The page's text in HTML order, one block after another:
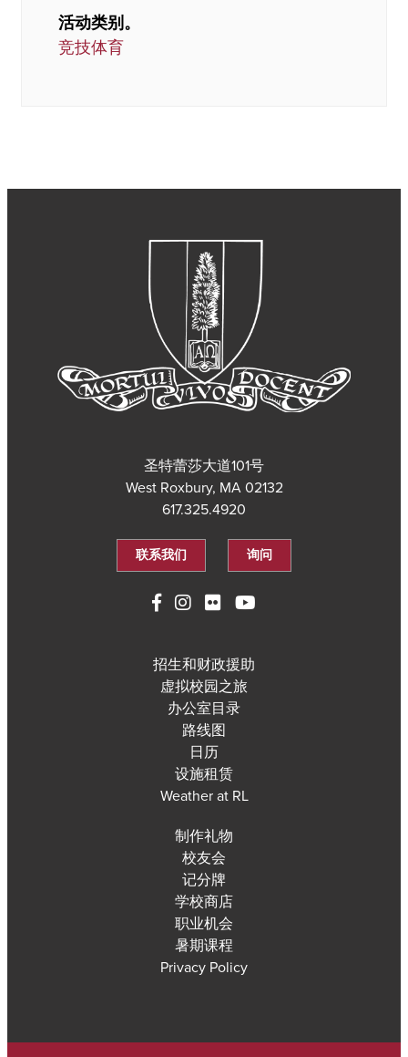
活动类别。
竞技体育
圣特蕾莎大道101号
West Roxbury, MA 02132
617.325.4920
联系我们 询问
招生和财政援助
虚拟校园之旅
办公室目录
路线图
日历
设施租赁
Weather at RL
制作礼物
校友会
记分牌
学校商店
职业机会
暑期课程
Privacy Policy